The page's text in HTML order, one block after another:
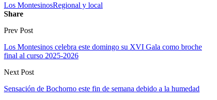
Los MontesinosRegional y local
Share
Prev Post
Los Montesinos celebra este domingo su XVI Gala como broche
final al curso 2025-2026
Next Post
Sensación de Bochorno este fin de semana debido a la humedad